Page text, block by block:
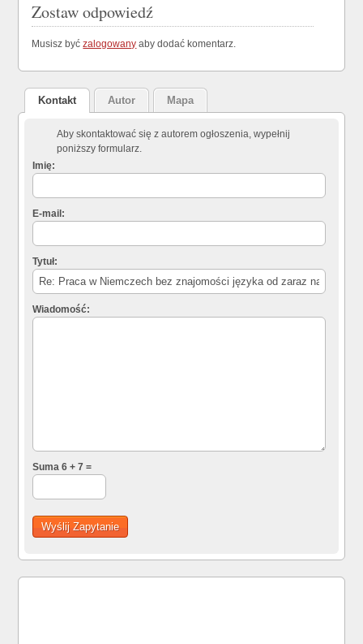
Zostaw odpowiedź
Musisz byćzalogowany aby dodać komentarz.
Kontakt Autor Mapa
Aby skontaktować się z autorem ogłoszenia, wypełnij
poniższy formularz.
Imię:
E-mail:
Tytuł:
Wiadomość:
Suma 6 + 7 =